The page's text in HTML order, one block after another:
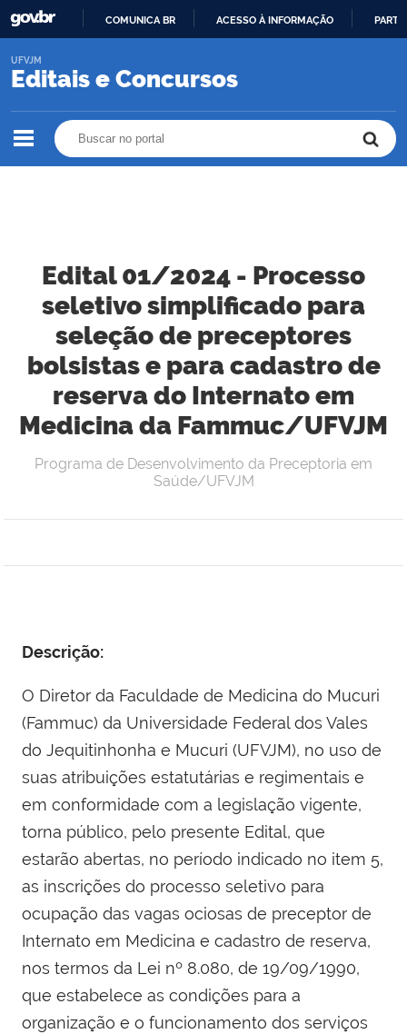
O
COMUNICA BR ACESSO À INFORMAÇÃO
Editais e Concursos
UFVJM
Edital 01/2024 - Processo
seletivo simplificado para
seleção de preceptores
bolsistas e para cadastro de
reserva do Internato em
Medicina da Fammuc/UFVJM
Programa de Desenvolvimento da Preceptoria em
Saúde/UFVJM
Descrição:
O Diretor da Faculdade de Medicina do Mucuri
(Fammuc) da Universidade Federal dos Vales
do Jequitinhonha e Mucuri (UFVJM), no uso de
suas atribuições estatutárias e regimentais e
em conformidade com a legislação vigente,
torna público, pelo presente Edital, que
estarão abertas, no período indicado no item 5,
as inscrições do processo seletivo para
ocupação das vagas ociosas de preceptor de
Internato em Medicina e cadastro de reserva,
nos termos da Lei nº 8.080, de 19/09/1990,
que estabelece as condições para a
organização e o funcionamento dos serviços